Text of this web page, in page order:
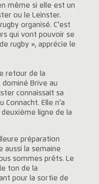
même si elle est un
ou le Leinster.
organisé. C'est
qui vont pouvoir se
rugby », apprécie le
retour de la
dominé Brive au
connaissait sa
Elle n’a
ligne de la
préparation
aussi la semaine
sommes prêts. Le
ton de la
pour la sortie de